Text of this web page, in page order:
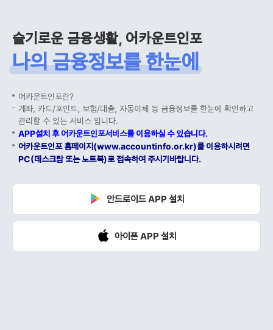
슬기로운 금융생활, 어카운트인포
나의 금융정보를 한눈에
어카운트인포란?
계좌, 카드/포인트, 보험/대출, 자동이체 등 금융정보를 한눈에 확인하고
관리할 수 있는 서비스 입니다.
APP설치 후 어카운트인포서비스를 이용하실 수 있습니다.
어카운트인포 홈페이지(www.accountinfo.or.kr)를 이용하시려면
PC(데스크탑 또는 노트북)로 접속하여 주시기바랍니다.
안드로이드 APP 설치
아이폰 APP 설치